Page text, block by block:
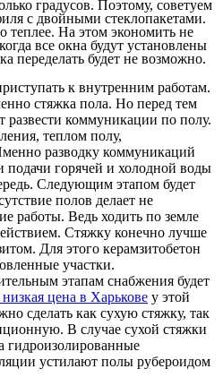
градусов. Поэтому, советуем
с двойными стеклопакетами.
теплее. На этом экономить не
все окна будут установлены
переделать будет не возможно.
к внутренним работам.
стяжка пола. Но перед тем
развести коммуникации по полу.
теплом полу,
разводку коммуникаций
горячей и холодной воды
Следующим этапом будет
полов делает не
работы. Ведь ходить по земле
Стяжку конечно лучше
Для этого керамзитобетон
участки.
этапам снабжения будет
низкая цена в Харькове у этой
сделать как сухую стяжку, так
В случае сухой стяжки
гидроизолированные
устилают полы рубероидом